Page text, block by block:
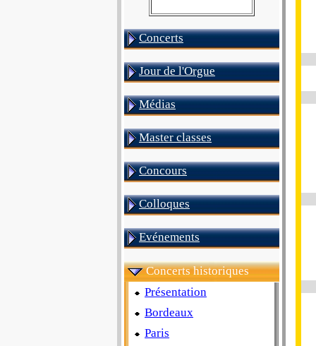
Concerts
Jour de l'Orgue
Médias
Master classes
Concours
Colloques
Evénements
Concerts historiques
Présentation
Bordeaux
Paris